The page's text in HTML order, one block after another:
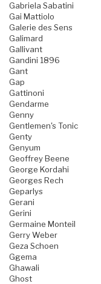
Gabriela Sabatini
Gai Mattiolo
Galerie des Sens
Galimard
Gallivant
Gandini 1896
Gant
Gap
Gattinoni
Gendarme
Genny
Gentlemen's Tonic
Genty
Genyum
Geoffrey Beene
George Kordahi
Georges Rech
Geparlys
Gerani
Gerini
Germaine Monteil
Gerry Weber
Geza Schoen
Ggema
Ghawali
Ghost